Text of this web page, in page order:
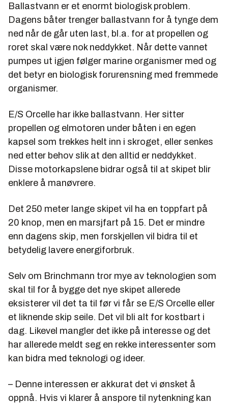
Ballastvann er et enormt biologisk problem.
Dagens båter trenger ballastvann for å tynge dem
ned når de går uten last, bl.a. for at propellen og
roret skal være nok neddykket. Når dette vannet
pumpes ut igjen følger marine organismer med og
det betyr en biologisk forurensning med fremmede
organismer.
E/S Orcelle har ikke ballastvann. Her sitter
propellen og elmotoren under båten i en egen
kapsel som trekkes helt inn i skroget, eller senkes
ned etter behov slik at den alltid er neddykket.
Disse motorkapslene bidrar også til at skipet blir
enklere å manøvrere.
Det 250 meter lange skipet vil ha en toppfart på
20 knop, men en marsjfart på 15. Det er mindre
enn dagens skip, men forskjellen vil bidra til et
betydelig lavere energiforbruk.
Selv om Brinchmann tror mye av teknologien som
skal til for å bygge det nye skipet allerede
eksisterer vil det ta til før vi får se E/S Orcelle eller
et liknende skip seile. Det vil bli alt for kostbart i
dag. Likevel mangler det ikke på interesse og det
har allerede meldt seg en rekke interessenter som
kan bidra med teknologi og ideer.
– Denne interessen er akkurat det vi ønsket å
oppnå. Hvis vi klarer å anspore til nytenkning kan